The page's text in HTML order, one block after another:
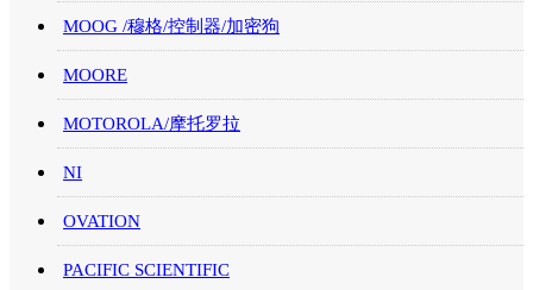
MOOG /穆格/控制器/加密狗
MOORE
MOTOROLA/摩托罗拉
NI
OVATION
PACIFIC SCIENTIFIC